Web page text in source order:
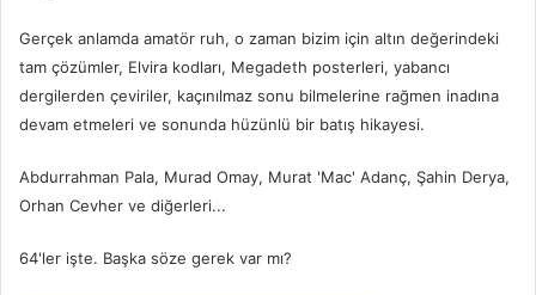
Gerçek anlamda amatör ruh, o zaman bizim için altın değerindeki
tam çözümler, Elvira kodları, Megadeth posterleri, yabancı
dergilerden çeviriler, kaçınılmaz sonu bilmelerine rağmen inadına
devam etmeleri ve sonunda hüzünlü bir batış hikayesi.
Abdurrahman Pala, Murad Omay, Murat 'Mac' Adanç, Şahin Derya,
Orhan Cevher ve diğerleri...
64'ler işte. Başka söze gerek var mı?